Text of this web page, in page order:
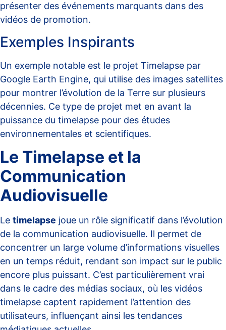
présenter des événements marquants dans des
vidéos de promotion.
Exemples Inspirants
Un exemple notable est le projet Timelapse par
Google Earth Engine, qui utilise des images satellites
pour montrer l’évolution de la Terre sur plusieurs
décennies. Ce type de projet met en avant la
puissance du timelapse pour des études
environnementales et scientifiques.
Le Timelapse et la
Communication
Audiovisuelle
Le timelapse joue un rôle significatif dans l’évolution
de la communication audiovisuelle. Il permet de
concentrer un large volume d’informations visuelles
en un temps réduit, rendant son impact sur le public
encore plus puissant. C’est particulièrement vrai
dans le cadre des médias sociaux, où les vidéos
timelapse captent rapidement l’attention des
utilisateurs, influençant ainsi les tendances